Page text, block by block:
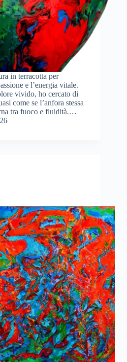
in terracotta per
e l’energia vitale.
vivido, ho cercato di
come se l’anfora stessa
tra fuoco e fluidità.…